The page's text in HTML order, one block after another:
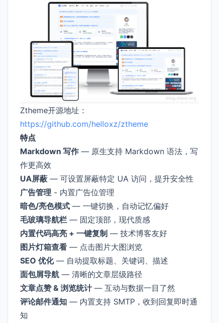
Ztheme开源地址：
https://github.com/helloxz/ztheme
特点
Markdown 写作 — 原生支持 Markdown 语法，写
作更高效
UA屏蔽 — 可设置屏蔽特定 UA 访问，提升安全性
广告管理 - 内置广告位管理
暗色/亮色模式 — 一键切换，自动记忆偏好
毛玻璃导航栏 — 固定顶部，现代质感
内置代码高亮 + 一键复制 — 技术博客友好
图片灯箱查看 — 点击图片大图浏览
SEO 优化— 自动提取标题、关键词、描述
面包屑导航 — 清晰的文章层级路径
文章点赞 & 浏览统计— 互动与数据一目了然
评论邮件通知 — 内置支持 SMTP，收到回复即时通
知